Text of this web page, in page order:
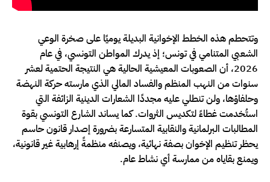
وتتحطم هذه الخطط الإخوانية البديلة يوميًا على صخرة الوعي
الشعبي المتنامي في تونس؛ إذ يدرك المواطن التونسي، في عام
2026، أن الصعوبات المعيشية الحالية هي النتيجة الحتمية لعشر
سنوات من النهب المنظم والفساد المالي الذي مارسته حركة النهضة
وحلفاؤها، ولن تنطلي عليه مجددًا الشعارات الدينية الزائفة التي
استُخدمت غطاءً لتكديس الثروات. كما يساند الشارع التونسي بقوة
المطالبات البرلمانية والنقابية المتسارعة بضرورة إصدار قانون حاسم
يحظر تنظيم الإخوان بصفة نهائية، ويصنفه منظمةً إرهابية غير قانونية،
ويمنع بقاياه من ممارسة أي نشاط عام.